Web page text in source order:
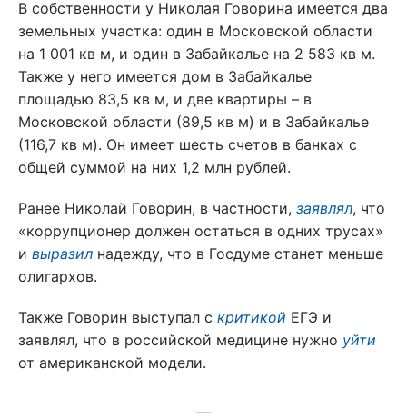
В собственности у Николая Говорина имеется два
земельных участка: один в Московской области
на 1 001 кв м, и один в Забайкалье на 2 583 кв м.
Также у него имеется дом в Забайкалье
площадью 83,5 кв м, и две квартиры – в
Московской области (89,5 кв м) и в Забайкалье
(116,7 кв м). Он имеет шесть счетов в банках с
общей суммой на них 1,2 млн рублей.
Ранее Николай Говорин, в частности, заявлял, что
«коррупционер должен остаться в одних трусах»
и выразил надежду, что в Госдуме станет меньше
олигархов.
Также Говорин выступал с критикой ЕГЭ и
заявлял, что в российской медицине нужно уйти
от американской модели.